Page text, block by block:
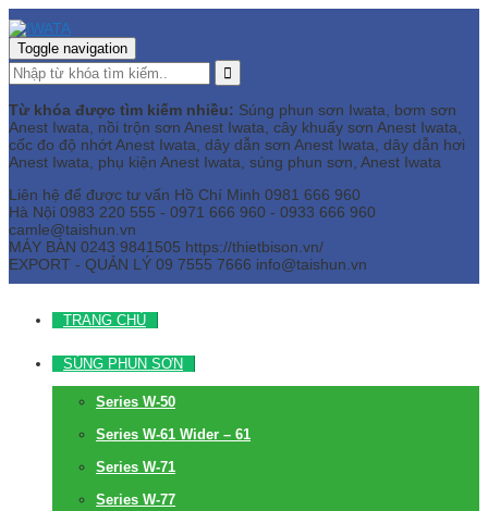
Toggle navigation
Từ khóa được tìm kiếm nhiều: Súng phun sơn Iwata, bơm sơn
Anest Iwata, nồi trộn sơn Anest Iwata, cây khuấy sơn Anest Iwata,
cốc đo độ nhớt Anest Iwata, dây dẫn sơn Anest Iwata, dây dẫn hơi
Anest Iwata, phụ kiện Anest Iwata, súng phun sơn, Anest Iwata
Liên hệ để được tư vấn Hồ Chí Minh 0981 666 960
Hà Nội 0983 220 555 - 0971 666 960 - 0933 666 960
camle@taishun.vn
MÁY BÀN 0243 9841505 https://thietbison.vn/
EXPORT - QUẢN LÝ 09 7555 7666 info@taishun.vn
TRANG CHỦ
SÚNG PHUN SƠN
Series W-50
Series W-61 Wider – 61
Series W-71
Series W-77